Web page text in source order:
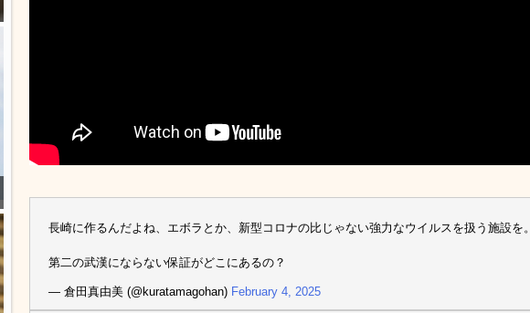
長崎に作るんだよね、エボラとか、新型コロナの比じゃない強力なウイルスを扱う施設を。
第二の武漢にならない保証がどこにあるの？
— 倉田真由美 (@kuratamagohan) February 4, 2025